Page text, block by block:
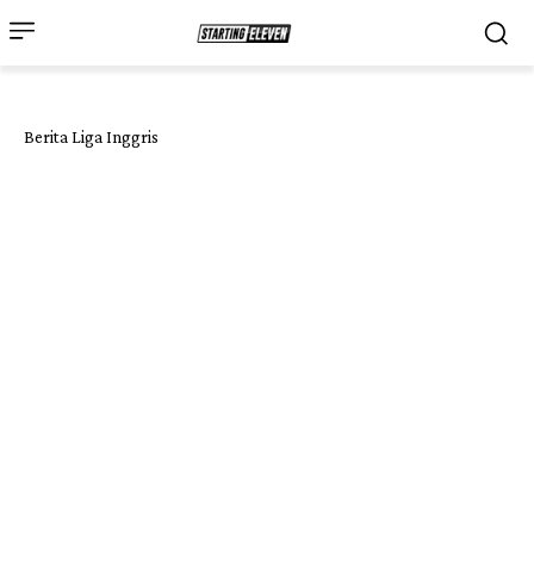
Berita Liga Inggris